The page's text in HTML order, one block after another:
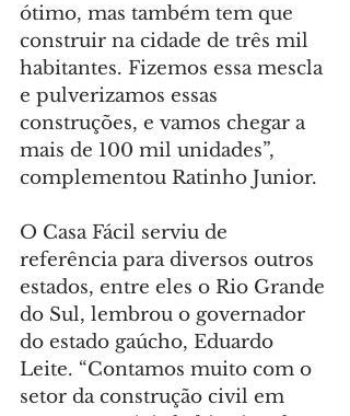
ótimo, mas também tem que
construir na cidade de três mil
habitantes. Fizemos essa mescla
e pulverizamos essas
construções, e vamos chegar a
mais de 100 mil unidades”,
complementou Ratinho Junior.
O Casa Fácil serviu de
referência para diversos outros
estados, entre eles o Rio Grande
do Sul, lembrou o governador
do estado gaúcho, Eduardo
Leite. “Contamos muito com o
setor da construção civil em